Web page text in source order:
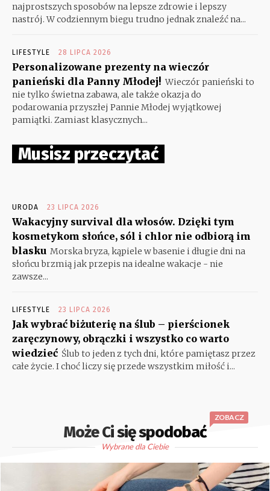
najprostszych sposobów na lepsze zdrowie i lepszy
nastrój. W codziennym biegu trudno jednak znaleźć na...
LIFESTYLE 28 LIPCA 2026
Personalizowane prezenty na wieczór
panieński dla Panny Młodej! Wieczór panieński to
nie tylko świetna zabawa, ale także okazja do
podarowania przyszłej Pannie Młodej wyjątkowej
pamiątki. Zamiast klasycznych...
Musisz przeczytać
URODA 23 LIPCA 2026
Wakacyjny survival dla włosów. Dzięki tym
kosmetykom słońce, sól i chlor nie odbiorą im
blasku Morska bryza, kąpiele w basenie i długie dni na
słońcu brzmią jak przepis na idealne wakacje - nie
zawsze...
LIFESTYLE 23 LIPCA 2026
Jak wybrać biżuterię na ślub – pierścionek
zaręczynowy, obrączki i wszystko co warto
wiedzieć Ślub to jeden z tych dni, które pamiętasz przez
całe życie. I choć liczy się przede wszystkim miłość i...
Może Ci się spodobać
ZOBACZ
Wybrane dla Ciebie